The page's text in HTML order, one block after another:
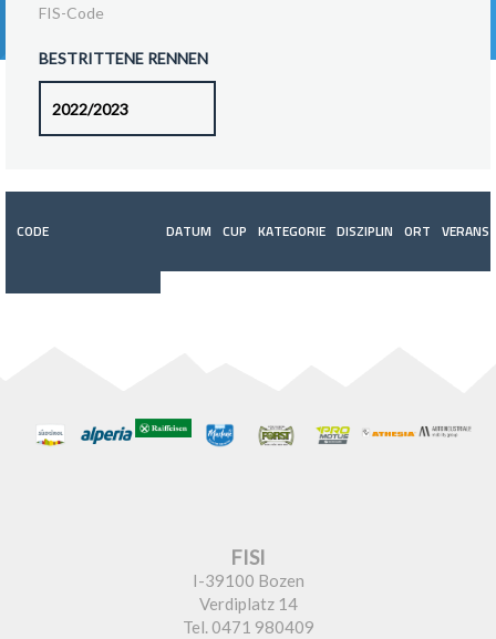
FIS-Code
BESTRITTENE RENNEN
CODE DATUM CUP KATEGORIE DISZIPLIN ORT
FISI
I-39100 Bozen
Verdiplatz 14
Tel. 0471 980409